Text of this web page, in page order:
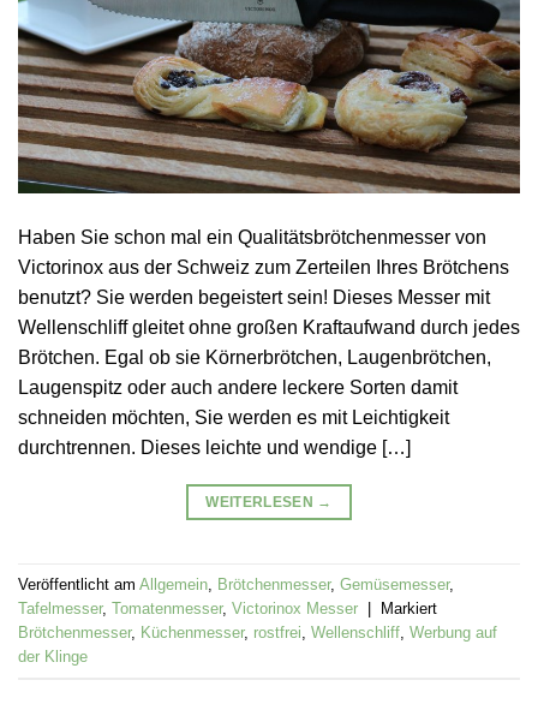
Haben Sie schon mal ein Qualitätsbrötchenmesser von
Victorinox aus der Schweiz zum Zerteilen Ihres Brötchens
benutzt? Sie werden begeistert sein! Dieses Messer mit
Wellenschliff gleitet ohne großen Kraftaufwand durch jedes
Brötchen. Egal ob sie Körnerbrötchen, Laugenbrötchen,
Laugenspitz oder auch andere leckere Sorten damit
schneiden möchten, Sie werden es mit Leichtigkeit
durchtrennen. Dieses leichte und wendige […]
WEITERLESEN →
Veröffentlicht am Allgemein Brötchenmesser, Gemüsemesser,
Tafelmesser, Tomatenmesser, Victorinox Messer
Markiert
Brötchenmesser, Küchenmesser, rostfrei Wellenschliff Werbung auf
der Klinge